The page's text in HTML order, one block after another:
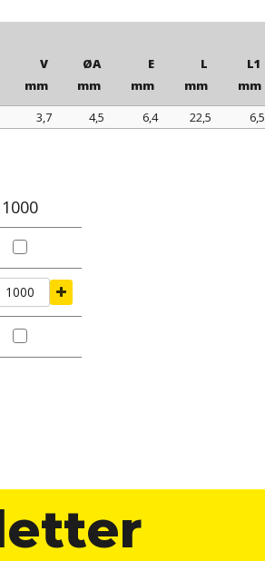
V
mm
ØA
mm
E
mm
L
mm
L1
mm
3,7 4,5 6,4 22,5 6,5
1000